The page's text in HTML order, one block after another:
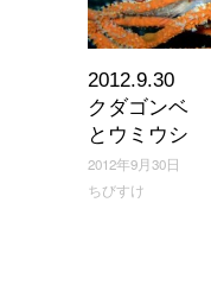
2012.9.30
クダゴンベ
とウミウシ
2012年9月30日
ちびすけ